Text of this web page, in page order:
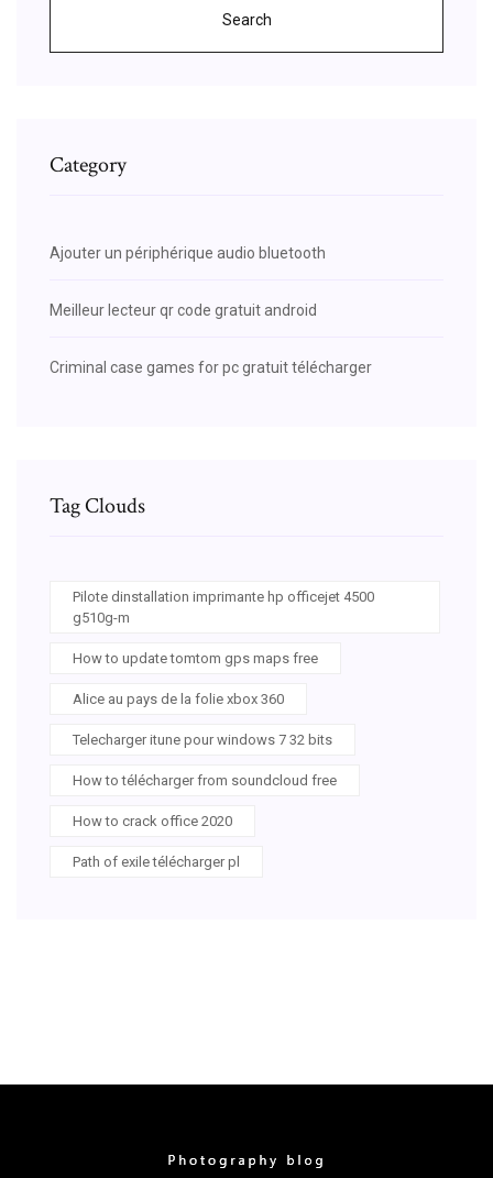
Search
Category
Ajouter un périphérique audio bluetooth
Meilleur lecteur qr code gratuit android
Criminal case games for pc gratuit télécharger
Tag Clouds
Pilote dinstallation imprimante hp officejet 4500
g510g-m
How to update tomtom gps maps free
Alice au pays de la folie xbox 360
Telecharger itune pour windows 7 32 bits
How to télécharger from soundcloud free
How to crack office 2020
Path of exile télécharger pl